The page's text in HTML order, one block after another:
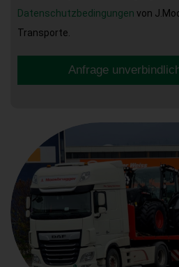
Datenschutzbedingungen von
Transporte.
Anfrage